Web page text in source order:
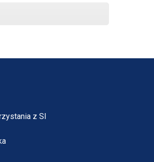
z SI